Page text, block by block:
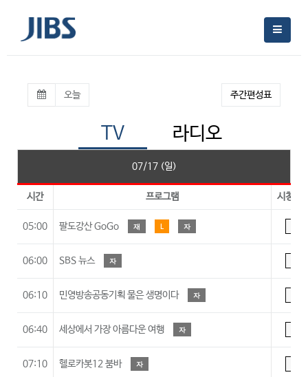
오늘
TV 라디오
주간편성표
07/17 (일)
시간 프로그램 시청등
05:00 팔도강산 GoGo 재 L 자
06:00 SBS 뉴스 자
06:10 민영방송공동기획 물은 생명이다 자
06:40 세상에서 가장 아름다운 여행 자
07:10 헬로카봇12 붐바 자